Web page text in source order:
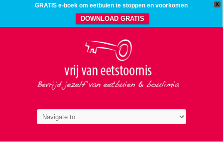
X
GRATIS e-boek om eetbuien te stoppen en voorkomen
DOWNLOAD GRATIS